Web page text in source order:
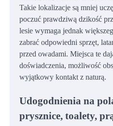
Takie lokalizacje są mniej
poczuć prawdziwą dzikość
lesie wymaga jednak
zabrać odpowiedni sprzęt,
przed owadami. Miejsca te
doświadczenia, możliwość
wyjątkowy kontakt z naturą.
Udogodnienia na
prysznice, toalety,